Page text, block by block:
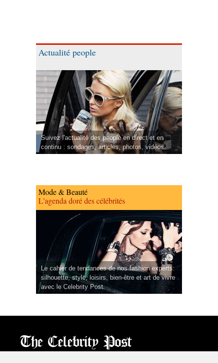
Actualité people
Suivez l'actualité des people en direct et en
continu : sondages, articles, photos, vidéos.
Mode & Beauté
L'agenda doré des célébrités
Le cahier de tendances de nos fashion experts:
silhouette, style, loisirs, bien-être et art de vivre
avec le Celebrity Post.